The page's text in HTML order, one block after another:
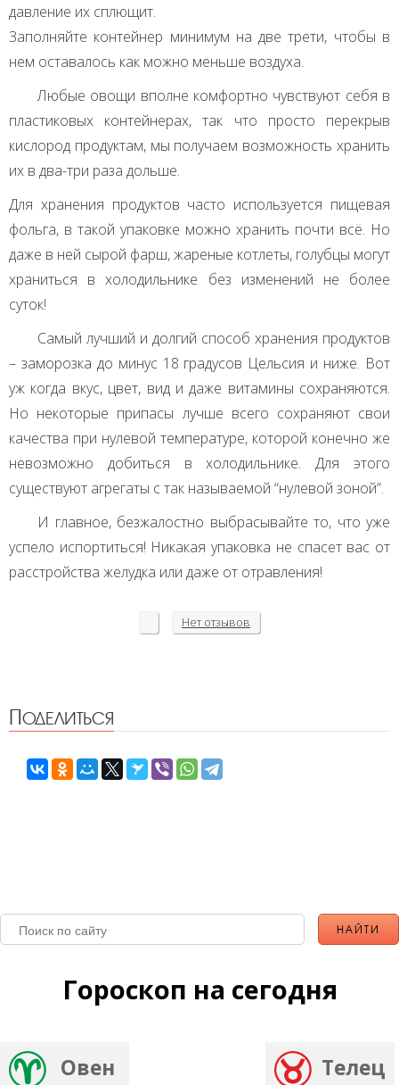
давление их сплющит.
Заполняйте контейнер минимум на две трети, чтобы в
нем оставалось как можно меньше воздуха.
Любые овощи вполне комфортно чувствуют себя в
пластиковых контейнерах, так что просто перекрыв
кислород продуктам, мы получаем возможность хранить
их в два-три раза дольше.
Для хранения продуктов часто используется пищевая
фольга, в такой упаковке можно хранить почти всё. Но
даже в ней сырой фарш, жареные котлеты, голубцы могут
храниться в холодильнике без изменений не более
суток!
Самый лучший и долгий способ хранения продуктов
– заморозка до минус 18 градусов Цельсия и ниже. Вот
уж когда вкус, цвет, вид и даже витамины сохраняются.
Но некоторые припасы лучше всего сохраняют свои
качества при нулевой температуре, которой конечно же
невозможно добиться в холодильнике. Для этого
существуют агрегаты с так называемой “нулевой зоной”.
И главное, безжалостно выбрасывайте то, что уже
успело испортиться! Никакая упаковка не спасет вас от
расстройства желудка или даже от отравления!
Нет отзывов
Поделиться
Гороскоп на сегодня
Овен Телец